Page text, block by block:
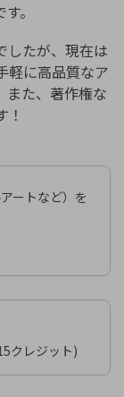
。
したが、現在は
軽に高品質なア
また、著作権な
ートなど）を
クレジット)